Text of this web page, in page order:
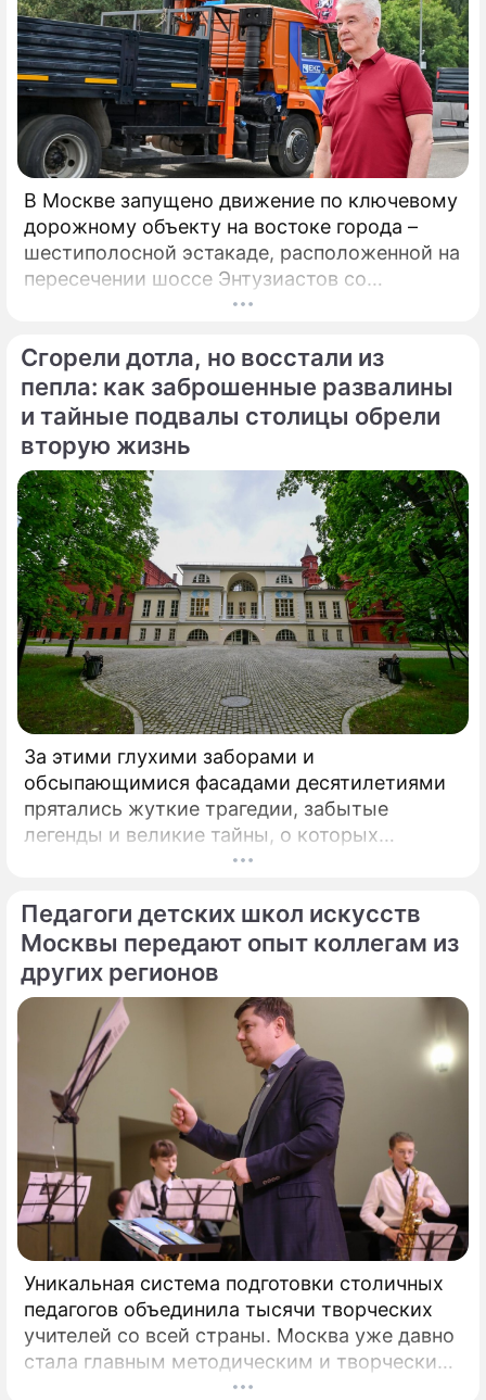
ожидания
Готовим постный борщ! Рецепт,
благодаря которому вы сделаете
кулинарное открытие!
Сюжеты
Рецепты
В Москве запущено движение по ключевому
дорожному объекту на востоке города –
шестиполосной эстакаде, расположенной на
пересечении шоссе Энтузиастов со
Свободным проспектом и Большим
открытия принял участие мэр Москвы
Сергей Собянин, который подчеркнул
стратегическую важность новой развязки
для разгрузки одного из самых проблемных
участков магистрали.
Сгорели дотла, но восстали из
пепла: как заброшенные развалины
и тайные подвалы столицы обрели
вторую жизнь
За этими глухими заборами и
обсыпающимися фасадами десятилетиями
прятались жуткие трагедии, забытые
легенды и великие тайны, о которых
миллионы прохожих даже не догадывались.
Педагоги детских школ искусств
Москвы передают опыт коллегам из
других регионов
Уникальная система подготовки столичных
педагогов объединила тысячи творческих
учителей со всей страны. Москва уже давно
стала главным методическим и творческим
центром России, где рождаются самые